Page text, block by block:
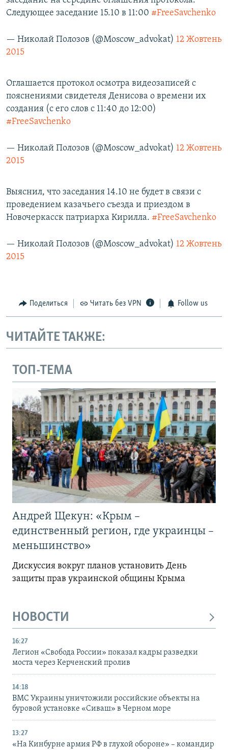
Следующее заседание 15.10 в 11:00 #FreeSavchenko
— Николай Полозов (@Moscow_advokat) 12 Жовтень
2015
Оглашается протокол осмотра видеозаписей с
пояснениями свидетеля Денисова о времени их
создания (c его слов с 11:40 до 12:00)
#FreeSavchenko
— Николай Полозов (@Moscow_advokat) 12 Жовтень
2015
Выяснил, что заседания 14.10 не будет в связи с
проведением казачьего съезда и приездом в
Новочеркасск патриарха Кирилла. #FreeSavchenko
— Николай Полозов (@Moscow_advokat) 12 Жовтень
2015
Поделиться Читать без VPN Follow us
ЧИТАЙТЕ ТАКЖЕ:
ТОП-ТЕМА
Андрей Щекун: «Крым –
единственный регион, где украинцы –
меньшинство»
Дискуссия вокруг планов установить День
защиты прав украинской общины Крыма
НОВОСТИ
16:27
Легион «Свобода России» показал кадры разведки
моста через Керченский пролив
14:18
ВМС Украины уничтожили российские объекты на
буровой установке «Сиваш» в Черном море
13:27
«На Кинбурне армия РФ в глухой обороне» – командир